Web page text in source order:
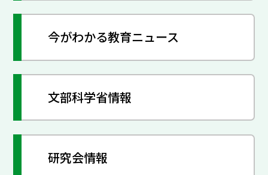
今がわかる教育ニュース
文部科学省情報
研究会情報